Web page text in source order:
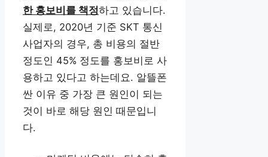
한 홍보비를 책정하고 있습니다.
실제로, 2020년 기준 SKT 통신
사업자의 경우, 총 비용의 절반
정도인 45% 정도를 홍보비로 사
용하고 있다고 하는데요. 알뜰폰
싼 이유 중 가장 큰 원인이 되는
것이 바로 해당 원인 때문입니
다.